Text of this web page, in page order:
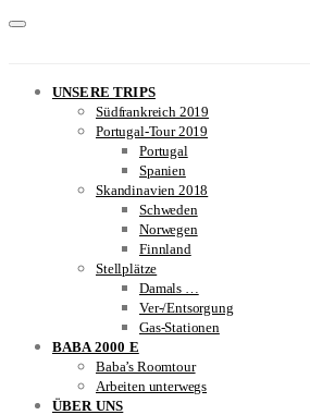
UNSERE TRIPS
Südfrankreich 2019
Portugal-Tour 2019
Portugal
Spanien
Skandinavien 2018
Schweden
Norwegen
Finnland
Stellplätze
Damals …
Ver-/Entsorgung
Gas-Stationen
BABA 2000 E
Baba’s Roomtour
Arbeiten unterwegs
ÜBER UNS